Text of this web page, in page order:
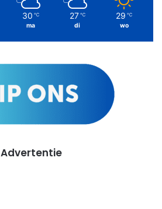
30 ℃
ma
27 ℃
di
29 ℃
wo
Advertentie